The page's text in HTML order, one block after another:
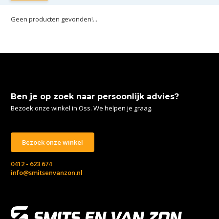
Geen producten gevonden!...
Ben je op zoek naar persoonlijk advies?
Bezoek onze winkel in Oss. We helpen je graag.
Bezoek onze winkel
0412 - 623 674
info@smitsenvanzon.nl